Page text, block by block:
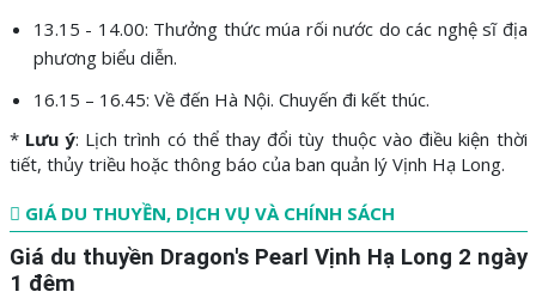
13.15 - 14.00: Thưởng thức múa rối nước do các nghệ sĩ địa
phương biểu diễn.
16.15 – 16.45: Về đến Hà Nội. Chuyến đi kết thúc.
* Lưu ý: Lịch trình có thể thay đổi tùy thuộc vào điều kiện thời
tiết, thủy triều hoặc thông báo của ban quản lý Vịnh Hạ Long.
GIÁ DU THUYỀN, DỊCH VỤ VÀ CHÍNH SÁCH
Giá du thuyền Dragon's Pearl Vịnh Hạ Long 2 ngày
1 đêm